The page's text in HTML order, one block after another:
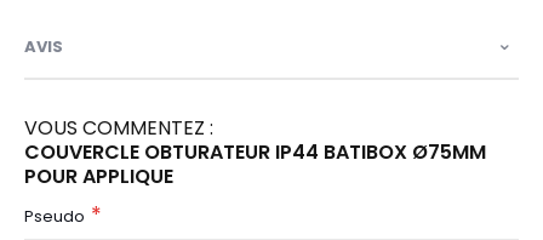
AVIS
VOUS COMMENTEZ :
COUVERCLE OBTURATEUR IP44 BATIBOX Ø75MM
POUR APPLIQUE
Pseudo